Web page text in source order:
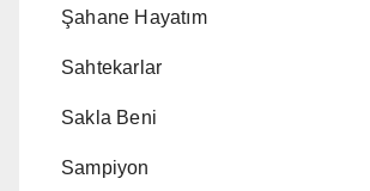
Şahane Hayatım
Sahtekarlar
Sakla Beni
Sampiyon